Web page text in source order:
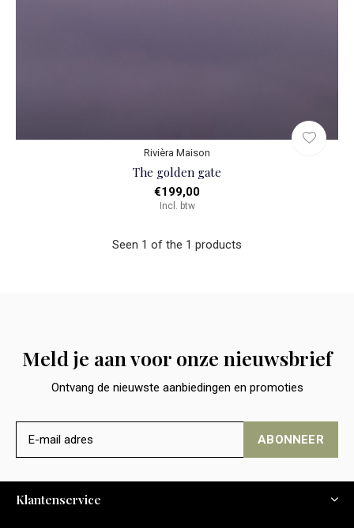
Rivièra Maison
The golden gate
€199,00
Incl. btw
Seen 1 of the 1 products
Meld je aan voor onze nieuwsbrief
Ontvang de nieuwste aanbiedingen en promoties
ABONNEER
Klantenservice